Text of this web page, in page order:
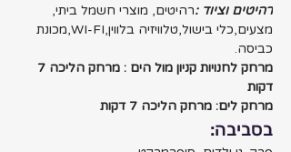
רהיטים וציוד :רהיטים, מוצרי חשמל ביתי,
מצעים,כלי בישול,טלוויזיה בלווין,WI-FI,מכונת
כביסה.
דקות
מרחק לים: מרחק הליכה 7 דקות
בסביבה: